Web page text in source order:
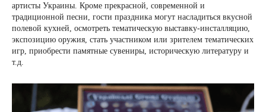
артисты Украины. Кроме прекрасной, современной и
традиционной песни, гости праздника могут насладиться вкусной
полевой кухней, осмотреть тематическую выставку-инсталляцию,
экспозицию оружия, стать участником или зрителем тематических
игр, приобрести памятные сувениры, историческую литературу и
т.д.